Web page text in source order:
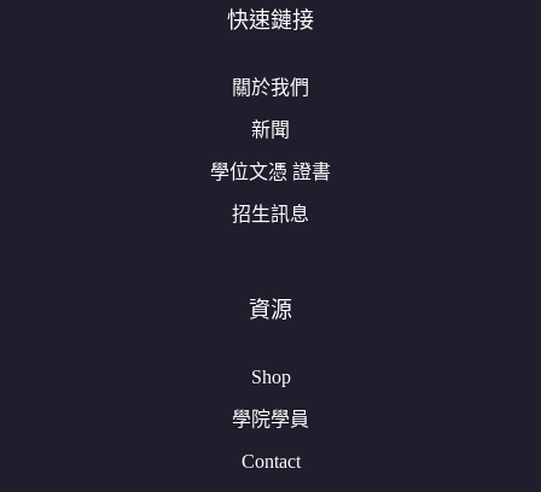
快速鏈接
關於我們
新聞
學位文憑 證書
招生訊息
資源
Shop
學院學員
Contact